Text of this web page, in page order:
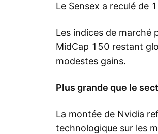
Le Sensex a reculé de
Les indices de marché
MidCap 150 restant
modestes gains.
Plus grande que le
La montée de Nvidia
technologique sur les